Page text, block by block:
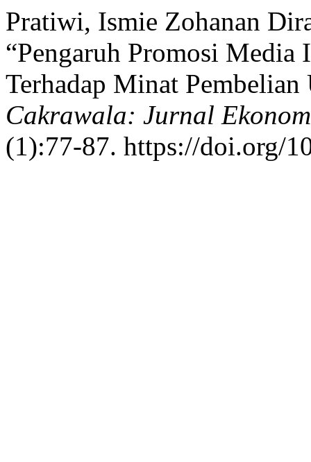
Pratiwi, Ismie Zohanan
“Pengaruh Promosi Media
Terhadap Minat
Cakrawala: Jurnal
(1):77-87. https://doi.org/